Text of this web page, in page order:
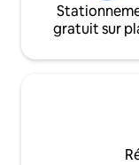
gratuit sur